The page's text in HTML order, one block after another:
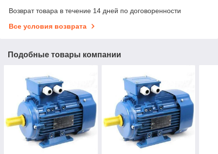
Возврат товара в течение 14 дней по договоренности
Все условия возврата
Подобные товары компании